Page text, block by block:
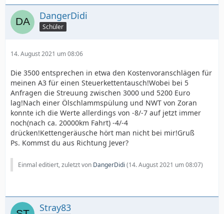
DangerDidi
Schüler
14. August 2021 um 08:06
Die 3500 entsprechen in etwa den Kostenvoranschlägen für
meinen A3 für einen Steuerkettentausch!Wobei bei 5
Anfragen die Streuung zwischen 3000 und 5200 Euro
lag!Nach einer Ölschlammspülung und NWT von Zoran
konnte ich die Werte allerdings von -8/-7 auf jetzt immer
noch(nach ca. 20000km Fahrt) -4/-4
drücken!Kettengeräusche hört man nicht bei mir!Gruß
Ps. Kommst du aus Richtung Jever?
Einmal editiert, zuletzt von DangerDidi (14. August 2021 um 08:07)
Stray83